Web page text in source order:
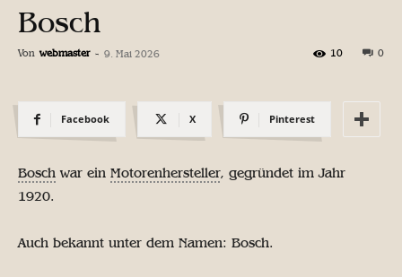
Bosch
Von webmaster - 9. Mai 2026 0
10
Facebook X Pinterest
Bosch war ein Motorenhersteller, gegründet im Jahr
1920.
Auch bekannt unter dem Namen: Bosch.